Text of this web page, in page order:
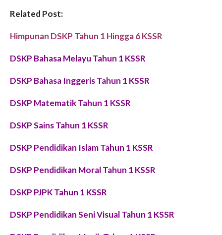
Related Post:
Himpunan DSKP Tahun 1 Hingga 6 KSSR
DSKP Bahasa Melayu Tahun 1 KSSR
DSKP Bahasa Inggeris Tahun 1 KSSR
DSKP Matematik Tahun 1 KSSR
DSKPSainsTahun 1 KSSR
DSKP Pendidikan Islam Tahun 1 KSSR
DSKP Pendidikan Moral Tahun 1 KSSR
DSKP PJPK Tahun 1 KSSR
DSKP Pendidikan Seni Visual Tahun 1 KSSR